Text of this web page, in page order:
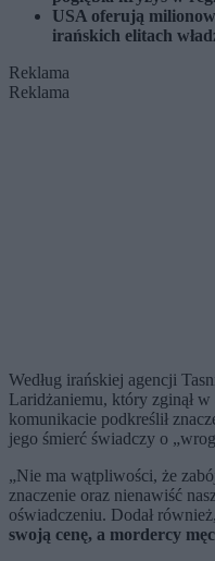
USA oferują
irańskich elitach
Reklama
Reklama
Według irańskiej agencji
Laridżaniemu, który zginął
komunikacie podkreślił
jego śmierć świadczy o
„Nie ma wątpliwości, że
znaczenie oraz nienawiść
oświadczeniu. Dodał
swoją cenę, a mordercy